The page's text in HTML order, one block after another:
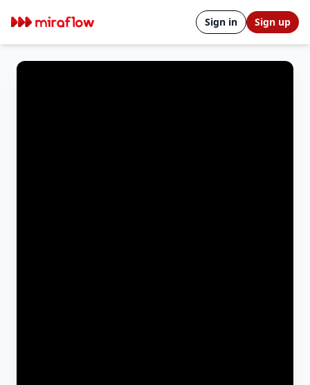
Sign in Sign up